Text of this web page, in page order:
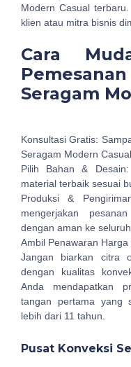
Modern Casual
klien atau mitra bisnis
Cara
Seragam
Konsultasi Gratis:
Seragam Modern
Pilih Bahan &
material terbaik sesuai
Produksi &
mengerjakan
dengan aman ke
Ambil Penawaran
Jangan biarkan citra
dengan kualitas
Anda mendapatkan
tangan pertama yang
lebih dari 11 tahun.
Pusat Konveksi